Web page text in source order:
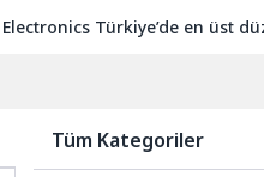
Türkiye’de en üst
Tüm Kategoriler